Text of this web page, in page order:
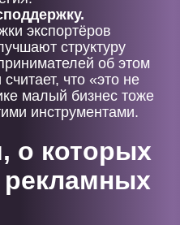
экспортёров
структуру
об этом
что «это не
малый бизнес тоже
инструментами.
о которых
рекламных